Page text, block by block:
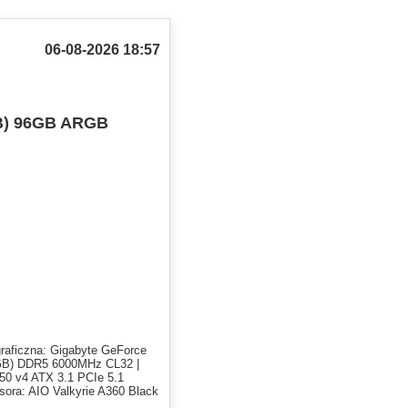
06-08-2026 18:57
96GB ARGB
Gigabyte GeForce
DDR5 6000MHz CL32 |
v4 ATX 3.1 PCIe 5.1
AIO Valkyrie A360 Black